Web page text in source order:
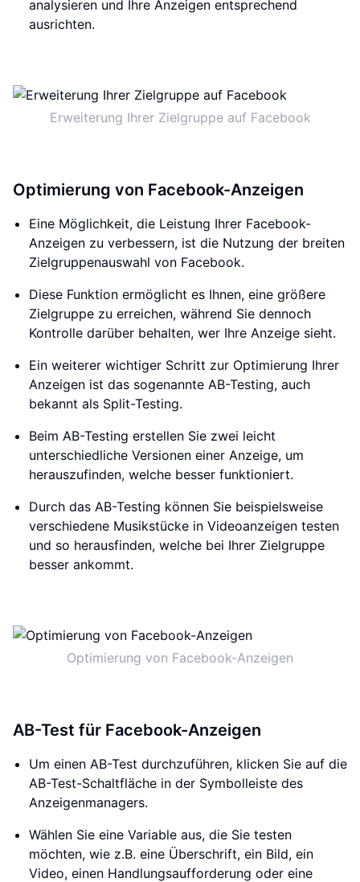
analysieren und Ihre Anzeigen entsprechend
ausrichten.
Erweiterung Ihrer Zielgruppe auf Facebook
Optimierung von Facebook-Anzeigen
Eine Möglichkeit, die Leistung Ihrer Facebook-
Anzeigen zu verbessern, ist die Nutzung der breiten
Zielgruppenauswahl von Facebook.
Diese Funktion ermöglicht es Ihnen, eine größere
Zielgruppe zu erreichen, während Sie dennoch
Kontrolle darüber behalten, wer Ihre Anzeige sieht.
Ein weiterer wichtiger Schritt zur Optimierung Ihrer
Anzeigen ist das sogenannte AB-Testing, auch
bekannt als Split-Testing.
Beim AB-Testing erstellen Sie zwei leicht
unterschiedliche Versionen einer Anzeige, um
herauszufinden, welche besser funktioniert.
Durch das AB-Testing können Sie beispielsweise
verschiedene Musikstücke in Videoanzeigen testen
und so herausfinden, welche bei Ihrer Zielgruppe
besser ankommt.
Optimierung von Facebook-Anzeigen
AB-Test für Facebook-Anzeigen
Um einen AB-Test durchzuführen, klicken Sie auf die
AB-Test-Schaltfläche in der Symbolleiste des
Anzeigenmanagers.
Wählen Sie eine Variable aus, die Sie testen
möchten, wie z.B. eine Überschrift, ein Bild, ein
Video, einen Handlungsaufforderung oder eine